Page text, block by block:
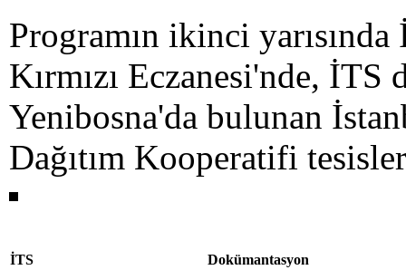
Programın ikinci
Kırmızı Eczanesi'nde, İTS
Yenibosna'da bulunan
Dağıtım Kooperatifi
İTS
Dokümantasyon